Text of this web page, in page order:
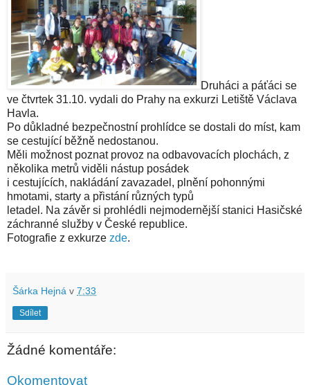
Druháci a páťáci se
ve čtvrtek 31.10. vydali do Prahy na exkurzi Letiště Václava
Havla.
Po důkladné bezpečnostní prohlídce se dostali do míst, kam
se cestující běžně nedostanou.
Měli možnost poznat provoz na odbavovacích plochách, z
několika metrů viděli nástup posádek
i cestujících, nakládání zavazadel, plnění pohonnými
hmotami, starty a přistání různých typů
letadel. Na závěr si prohlédli nejmodernější stanici Hasičské
záchranné služby v České republice.
Fotografie z exkurze zde.
Šárka Hejná v 7:33
Sdílet
Žádné komentáře:
Okomentovat